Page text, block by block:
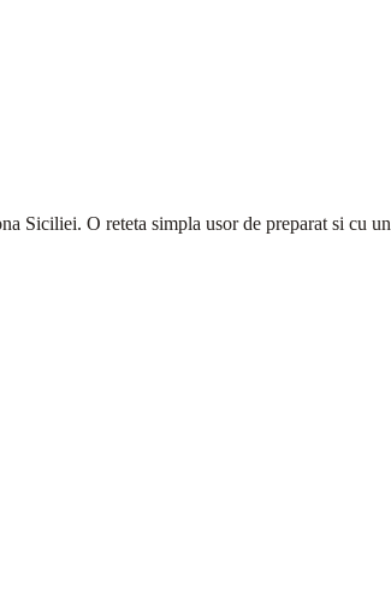
Siciliei. O reteta simpla usor de preparat si cu un